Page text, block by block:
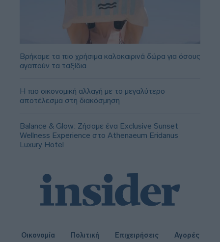
Βρήκαμε τα πιο χρήσιμα καλοκαιρινά δώρα για όσους
αγαπούν τα ταξίδια
Η πιο οικονομική αλλαγή με το μεγαλύτερο
αποτέλεσμα στη διακόσμηση
Balance & Glow: Ζήσαμε ένα Exclusive Sunset
Wellness Experience στο Athenaeum Eridanus
Luxury Hotel
Οικονομία Πολιτική Επιχειρήσεις Αγορές